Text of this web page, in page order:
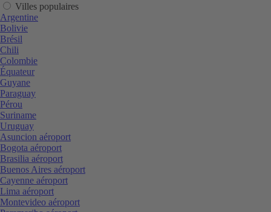
Villes populaires
Argentine
Bolivie
Brésil
Chili
Colombie
Équateur
Guyane
Paraguay
Pérou
Suriname
Uruguay
Asuncion aéroport
Bogota aéroport
Brasilia aéroport
Buenos Aires aéroport
Cayenne aéroport
Lima aéroport
Montevideo aéroport